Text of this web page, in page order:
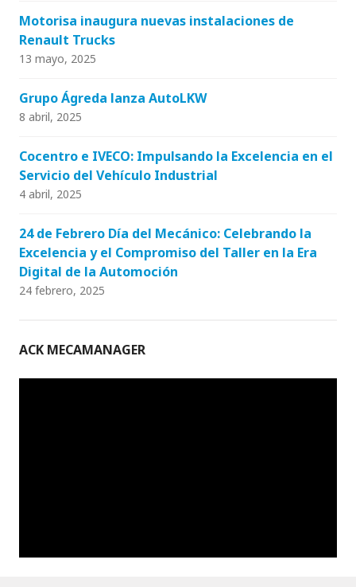
Motorisa inaugura nuevas instalaciones de
Renault Trucks
13 mayo, 2025
Grupo Ágreda lanza AutoLKW
8 abril, 2025
Cocentro e IVECO: Impulsando la Excelencia en el
Servicio del Vehículo Industrial
4 abril, 2025
24 de Febrero Día del Mecánico: Celebrando la
Excelencia y el Compromiso del Taller en la Era
Digital de la Automoción
24 febrero, 2025
ACK MECAMANAGER